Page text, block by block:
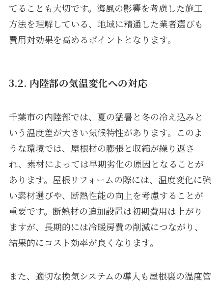
てることも大切です。海風の影響を考慮した施工
方法を理解している、地域に精通した業者選びも
費用対効果を高めるポイントとなります。
3.2. 内陸部の気温変化への対応
千葉市の内陸部では、夏の猛暑と冬の冷え込みと
いう温度差が大きい気候特性があります。このよ
うな環境では、屋根材の膨張と収縮が繰り返さ
れ、素材によっては早期劣化の原因となることが
あります。屋根リフォームの際には、温度変化に強
い素材選びや、断熱性能の向上を考慮することが
重要です。断熱材の追加設置は初期費用は上がり
ますが、長期的には冷暖房費の削減につながり、
結果的にコスト効率が良くなります。
また、適切な換気システムの導入も屋根裏の温度管